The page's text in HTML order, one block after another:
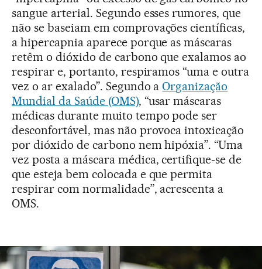
sangue arterial. Segundo esses rumores, que
não se baseiam em comprovações científicas,
a hipercapnia aparece porque as máscaras
retêm o dióxido de carbono que exalamos ao
respirar e, portanto, respiramos “uma e outra
vez o ar exalado”. Segundo a Organização
Mundial da Saúde (OMS), “usar máscaras
médicas durante muito tempo pode ser
desconfortável, mas não provoca intoxicação
por dióxido de carbono nem hipóxia”. “Uma
vez posta a máscara médica, certifique-se de
que esteja bem colocada e que permita
respirar com normalidade”, acrescenta a
OMS.